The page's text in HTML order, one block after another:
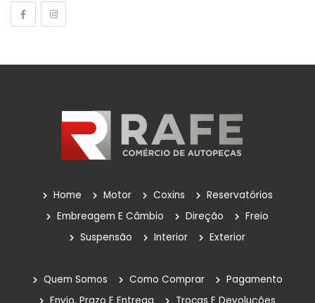
Tensores Poly V
POLIA DA BOMBA D'ÁGUA
Reservatório
Reservatório De Para-Brisas
Reservatorio Óleo Hidráulico
Reservatórios
Rolamentos
Home Motor Coxins
Reservatórios
Embreagem E Câmbio
Direção
Freio
Suspensão
Interior Exterior
Quem Somos Como Comprar
Pagamento